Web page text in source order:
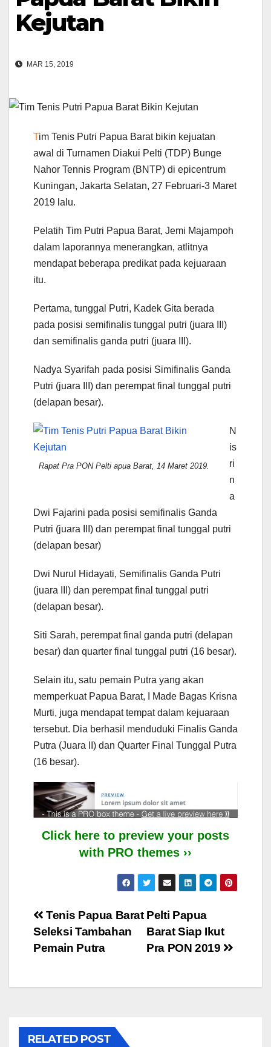
Kejutan
MAR 15, 2019
Tim Tenis Putri Papua Barat bikin kejuatan
awal di Turnamen Diakui Pelti (TDP) Bunge
Nahor Tennis Program (BNTP) di epicentrum
Kuningan, Jakarta Selatan, 27 Februari-3 Maret
2019 lalu.
Pelatih Tim Putri Papua Barat, Jemi Majampoh
dalam laporannya menerangkan, atlitnya
mendapat beberapa predikat pada kejuaraan
itu.
Pertama, tunggal Putri, Kadek Gita berada
pada posisi semifinalis tunggal putri (juara III)
dan semifinalis ganda putri (juara III).
Nadya Syarifah pada posisi Simifinalis Ganda
Putri (juara III) dan perempat final tunggal putri
(delapan besar).
Rapat Pra PON Pelti apua Barat, 14 Maret 2019.
N
is
ri
n
a
Dwi Fajarini pada posisi semifinalis Ganda
Putri (juara III) dan perempat final tunggal putri
(delapan besar)
Dwi Nurul Hidayati, Semifinalis Ganda Putri
(juara III) dan perempat final tunggal putri
(delapan besar).
Siti Sarah, perempat final ganda putri (delapan
besar) dan quarter final tunggal putri (16 besar).
Selain itu, satu pemain Putra yang akan
memperkuat Papua Barat, I Made Bagas Krisna
Murti, juga mendapat tempat dalam kejuaraan
tersebut. Dia berhasil menduduki Finalis Ganda
Putra (Juara II) dan Quarter Final Tunggal Putra
(16 besar).
Click here to preview your posts
with PRO themes ››
Post
navigation
Pelti Papua
Barat Siap Ikut
Pra PON 2019
Tenis Papua Barat
Seleksi Tambahan
Pemain Putra
RELATED POST